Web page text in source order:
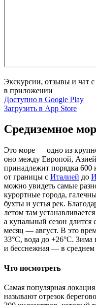
Экскурсии, отзывы и чат
в приложении
Доступно в Google Play
Загрузить в App Store
Средиземное
Это море — одно из
оно между Европой,
принадлежит порядка
от границы с Италией до
можно увидеть самые
курортные города,
бухты и устья рек.
летом там
а купальный сезон
месяц — август. В это
33°C, вода до +26°C.
и бесснежная — в среднем
Что посмотреть
Самая популярная
называют отрезок